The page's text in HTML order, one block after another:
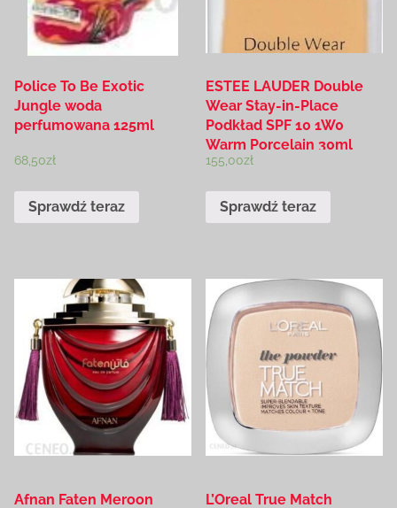
Police To Be Exotic
Jungle woda
perfumowana 125ml
68,50zł
Sprawdź teraz
ESTEE LAUDER Double
Wear Stay-in-Place
Podkład SPF 10 1W0
Warm Porcelain 30ml
155,00zł
Sprawdź teraz
Afnan Faten Meroon
L’Oreal True Match